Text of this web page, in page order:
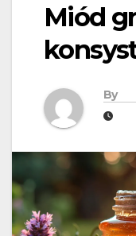
Miód
By